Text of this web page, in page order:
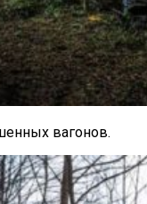
вагонов.